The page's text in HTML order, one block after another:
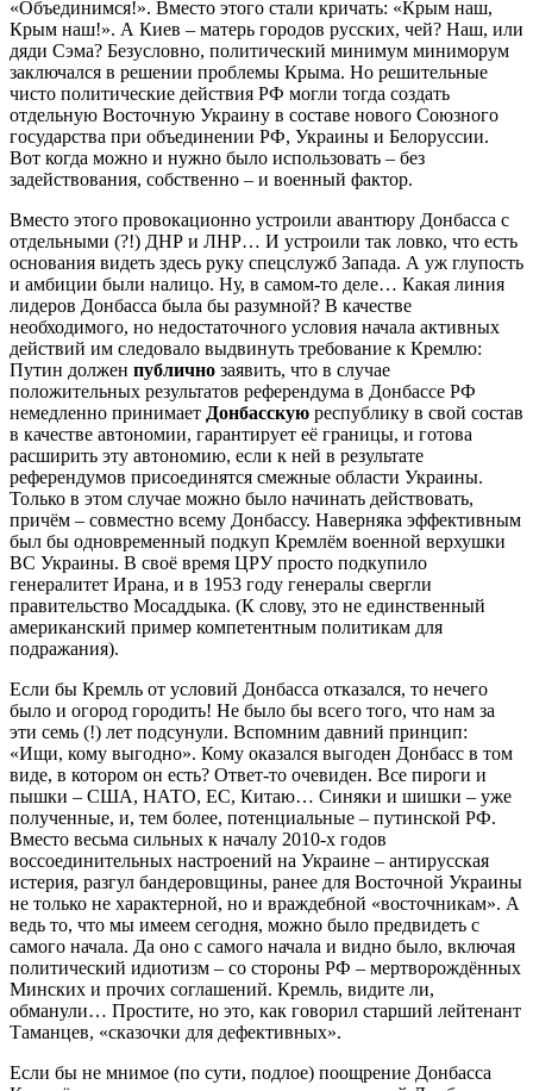
«Объединимся!». Вместо этого стали кричать: «Крым наш,
Крым наш!». А Киев – матерь городов русских, чей? Наш, или
дяди Сэма? Безусловно, политический минимум миниморум
заключался в решении проблемы Крыма. Но решительные
чисто политические действия РФ могли тогда создать
отдельную Восточную Украину в составе нового Союзного
государства при объединении РФ, Украины и Белоруссии.
Вот когда можно и нужно было использовать – без
задействования, собственно – и военный фактор.
Вместо этого провокационно устроили авантюру Донбасса с
отдельными (?!) ДНР и ЛНР… И устроили так ловко, что есть
основания видеть здесь руку спецслужб Запада. А уж глупость
и амбиции были налицо. Ну, в самом-то деле… Какая линия
лидеров Донбасса была бы разумной? В качестве
необходимого, но недостаточного условия начала активных
действий им следовало выдвинуть требование к Кремлю:
Путин должен публично заявить, что в случае
положительных результатов референдума в Донбассе РФ
немедленно принимает Донбасскую республику в свой состав
в качестве автономии, гарантирует её границы, и готова
расширить эту автономию, если к ней в результате
референдумов присоединятся смежные области Украины.
Только в этом случае можно было начинать действовать,
причём – совместно всему Донбассу. Наверняка эффективным
был бы одновременный подкуп Кремлём военной верхушки
ВС Украины. В своё время ЦРУ просто подкупило
генералитет Ирана, и в 1953 году генералы свергли
правительство Мосаддыка. (К слову, это не единственный
американский пример компетентным политикам для
подражания).
Если бы Кремль от условий Донбасса отказался, то нечего
было и огород городить! Не было бы всего того, что нам за
эти семь (!) лет подсунули. Вспомним давний принцип:
«Ищи, кому выгодно». Кому оказался выгоден Донбасс в том
виде, в котором он есть? Ответ-то очевиден. Все пироги и
пышки – США, НАТО, ЕС, Китаю… Синяки и шишки – уже
полученные, и, тем более, потенциальные – путинской РФ.
Вместо весьма сильных к началу 2010-х годов
воссоединительных настроений на Украине – антирусская
истерия, разгул бандеровщины, ранее для Восточной Украины
не только не характерной, но и враждебной «восточникам». А
ведь то, что мы имеем сегодня, можно было предвидеть с
самого начала. Да оно с самого начала и видно было, включая
политический идиотизм – со стороны РФ – мертворождённых
Минских и прочих соглашений. Кремль, видите ли,
обманули… Простите, но это, как говорил старший лейтенант
Таманцев, «сказочки для дефективных».
Если бы не мнимое (по сути, подлое) поощрение Донбасса